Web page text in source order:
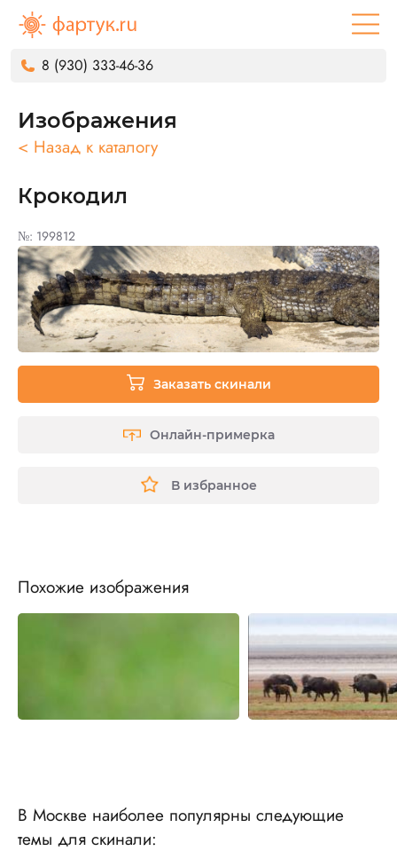
8 (930) 333-46-36
Изображения
< Назад к каталогу
Крокодил
№: 199812
Заказать скинали
Онлайн-примерка
В избранное
Похожие изображения
В Москве наиболее популярны следующие
темы для скинали: